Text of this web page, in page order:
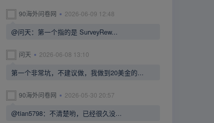
90海外问卷网 2026-06-09 12:48
@问天：第一个指的是 SurveyRew...
问天 2026-06-08 13:10
第一个非常坑，不建议做，我做到20美金的...
90海外问卷网 2026-05-30 20:57
@tian5798：不清楚哟，已经很久没...